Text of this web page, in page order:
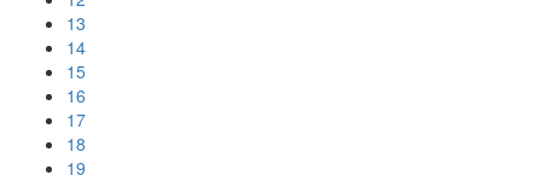
13
14
15
16
17
18
19